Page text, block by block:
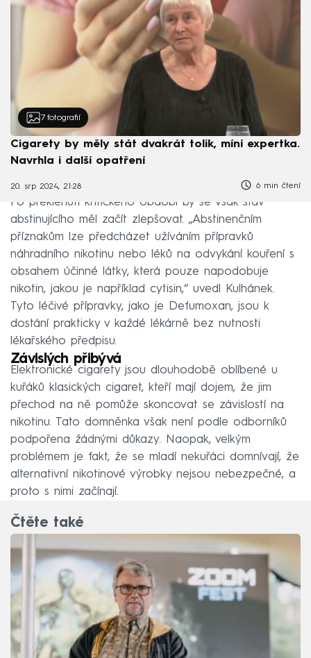
7 fotografií
Cigarety by měly stát dvakrát tolik, míní expertka.
Navrhla i další opatření
20. srp 2024, 21:28 6 min čtení
Po překlenutí kritického období by se však stav
abstinujícího měl začít zlepšovat. „Abstinenčním
příznakům lze předcházet užíváním přípravků
náhradního nikotinu nebo léků na odvykání kouření s
obsahem účinné látky, která pouze napodobuje
nikotin, jakou je například cytisin,“ uvedl Kulhánek.
Tyto léčivé přípravky, jako je Defumoxan, jsou k
dostání prakticky v každé lékárně bez nutnosti
lékařského předpisu.
Závislých přibývá
Elektronické cigarety jsou dlouhodobě oblíbené u
kuřáků klasických cigaret, kteří mají dojem, že jim
přechod na ně pomůže skoncovat se závislostí na
nikotinu. Tato domněnka však není podle odborníků
podpořena žádnými důkazy. Naopak, velkým
problémem je fakt, že se mladí nekuřáci domnívají, že
alternativní nikotinové výrobky nejsou nebezpečné, a
proto s nimi začínají.
Čtěte také